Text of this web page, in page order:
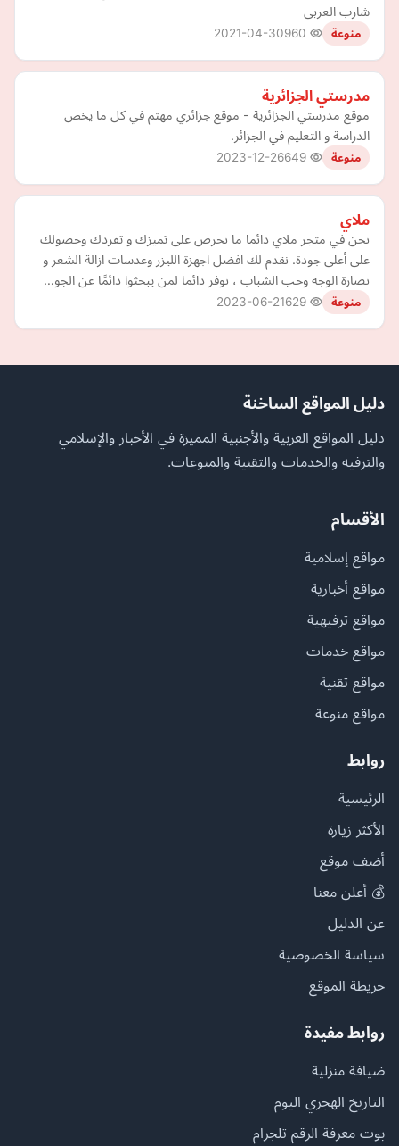
شارب العربى
منوعة 2021-04-30
مدرستي الجزائرية
موقع مدرستي الجزائرية - موقع جزائري مهتم في كل ما يخص
الدراسة و التعليم في الجزائر.
منوعة 2023-12-26
ملاي
نحن في متجر ملاي دائما ما نحرص على تميزك و تفردك وحصولك
على أعلى جودة. نقدم لك افضل اجهزة الليزر وعدسات ازالة الشعر و
نضارة الوجه وحب الشباب ، نوفر دائما لمن يبحثوا دائمًا عن الجو…
منوعة 2023-06-21
دليل المواقع الساخنة
دليل المواقع العربية والأجنبية المميزة في الأخبار والإسلامي
والترفيه والخدمات والتقنية والمنوعات.
الأقسام
مواقع إسلامية
مواقع أخبارية
مواقع ترفيهية
مواقع خدمات
مواقع تقنية
مواقع منوعة
روابط
الرئيسية
الأكثر زيارة
أضف موقع
💰 أعلن معنا
عن الدليل
سياسة الخصوصية
خريطة الموقع
روابط مفيدة
ضيافة منزلية
التاريخ الهجري اليوم
بوت معرفة الرقم تلجرام